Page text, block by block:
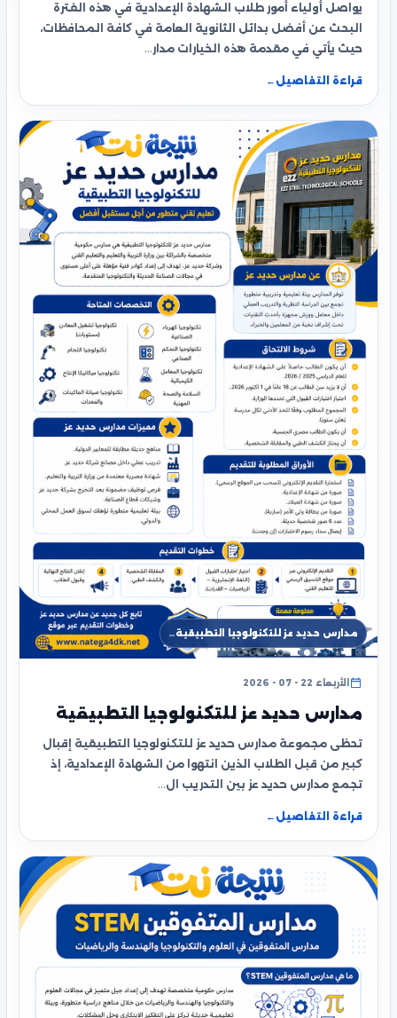
يواصل أولياء أمور طلاب الشهادة الإعدادية في هذه الفترة
البحث عن أفضل بدائل الثانوية العامة في كافة المحافظات،
حيث يأتي في مقدمة هذه الخيارات مدار…
قراءة التفاصيل ←
مدارس حديد عز للتكنولوجيا التطبيقية…
الأربعاء 22 - 07 - 2026
مدارس حديد عز للتكنولوجيا التطبيقية
تحظى مجموعة مدارس حديد عز للتكنولوجيا التطبيقية إقبال
كبير من قبل الطلاب الذين انتهوا من الشهادة الإعدادية، إذ
تجمع مدارس حديد عز بين التدريب ال…
قراءة التفاصيل ←